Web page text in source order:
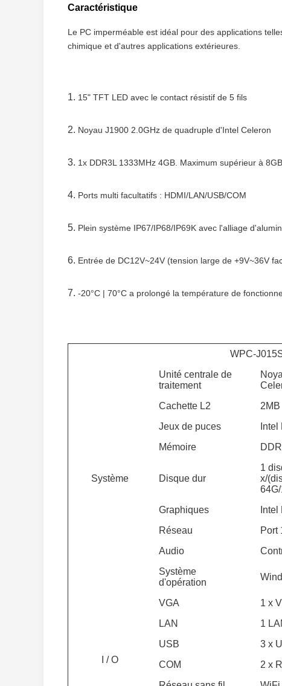
Caractéristique
Le PC imperméable est idéal pour des applications
chimique et d'autres applications extérieures.
1. 15" TFT LED avec le contact résistif de 5 fils
2. Noyau J1900 2.0GHz de quadruple d'Intel Celeron
3. 1x DDR3L 1333MHz 4GB. Maximum supérieur à 8GB
4. Ports multi facultatifs : HDMI/LAN/USB/COM
5. Plein système IP67/IP68/IP69K avec l'alliage
6. Entrée de DC12V~24V (tension large de +9V~36V
7. -20°C | 70°C a prolongé la température de
WPC-
Système
Unité centrale de
traitement
Cachette L2
2MB
Jeux de puces
Mémoire
Disque dur
1
x/
Graphiques
Réseau
Port
Audio
Système
d'opération
I / O
VGA
1 x
LAN
1
USB
3 x
COM
2 x